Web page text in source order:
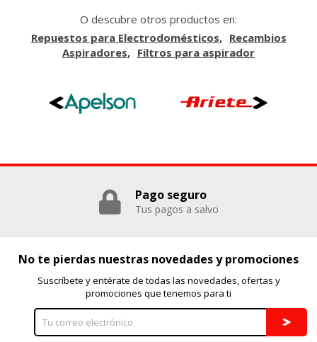
O descubre otros productos en:
Repuestos para Electrodomésticos
Recambios
Aspiradores
Filtros para aspirador
Pago seguro
Tus pagos a salvo
No te pierdas nuestras novedades y promociones
Suscríbete y entérate de todas las novedades, ofertas y
promociones que tenemos para ti
GUARDAR CONFIGURACIÓN
Puedes volver a configurar tus cookies desde la sección
"Configuración de cookies" al pie de la página. También puedes